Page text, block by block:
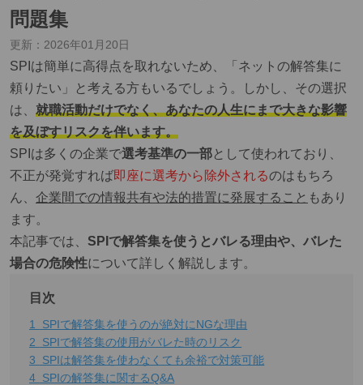
問題集
更新： 2026年01月20日
SPIは簡単に高得点を取れないため、「ネットの解答集に
頼りたい」と考える方もいるでしょう。しかし、その選択
は、 就職活動だけでなく、あなたの人生にまで大きな影響
を及ぼすリスクを伴います。
SPIは多くの企業で選考基準の一部として使われており、
不正が発覚すれば即座に選考から除外されるのはもちろ
ん、 企業間での情報共有や法的措置に発展すること もあり
ます。
本記事では、 SPIで解答集を使うとバレる理由や、バレた
場合の危険性について詳しく解説します。
目次
1
SPIで解答集を使うのが絶対にNGな理由
2
SPIで解答集の使用がバレた時のリスク
3
SPIは解答集を使わなくても余裕で対策可能
4 SPIの解答集に関するQ&A